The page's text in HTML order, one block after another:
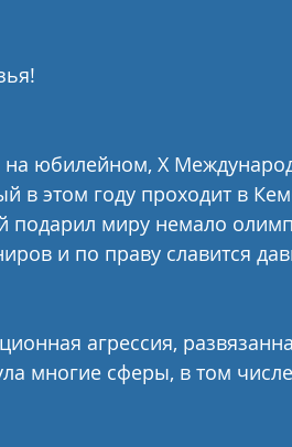
на юбилейном, Х
в этом году проходит в
подарил миру немало
и по праву славится
агрессия,
многие сферы, в том